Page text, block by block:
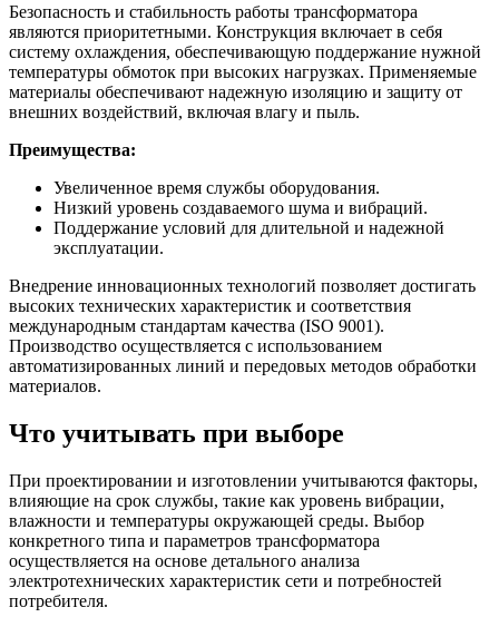
Безопасность и стабильность работы трансформатора
являются приоритетными. Конструкция включает в себя
систему охлаждения, обеспечивающую поддержание нужной
температуры обмоток при высоких нагрузках. Применяемые
материалы обеспечивают надежную изоляцию и защиту от
внешних воздействий, включая влагу и пыль.
Преимущества:
Увеличенное время службы оборудования.
Низкий уровень создаваемого шума и вибраций.
Поддержание условий для длительной и надежной
эксплуатации.
Внедрение инновационных технологий позволяет достигать
высоких технических характеристик и соответствия
международным стандартам качества (ISO 9001).
Производство осуществляется с использованием
автоматизированных линий и передовых методов обработки
материалов.
Что учитывать при выборе
При проектировании и изготовлении учитываются факторы,
влияющие на срок службы, такие как уровень вибрации,
влажности и температуры окружающей среды. Выбор
конкретного типа и параметров трансформатора
осуществляется на основе детального анализа
электротехнических характеристик сети и потребностей
потребителя.